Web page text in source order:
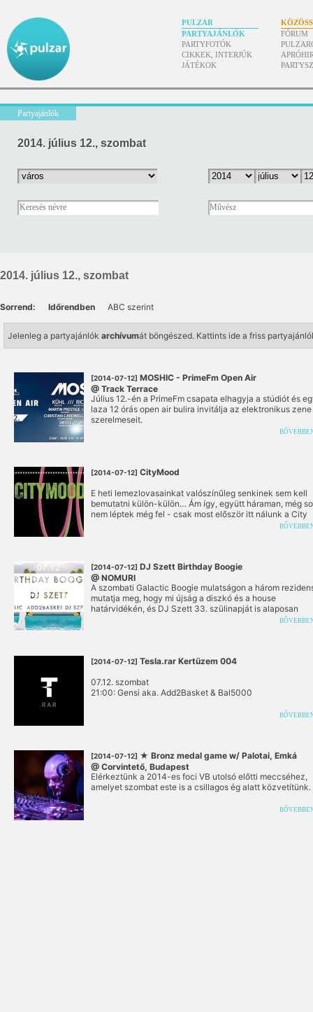
PULZAR
PARTYAJÁNLÓK
PARTYFOTÓK
CIKKEK, INTERJÚK
JÁTÉKOK
FÓRUM
Partyajánlók
2014. július 12., szombat
2014. július 12., szombat
Sorrend: Időrendben ABC szerint
Jelenleg a partyajánlók archívumát böngészed. Kattints ide a friss
[2014-07-12] MOSHIC - PrimeFm Open Air
@ Track Terrace
Július 12.-én a PrimeFm csapata elhagyja a stúdiót és
laza 12 órás open air bulira invitálja az elektronikus zene
szerelmeseit.
[2014-07-12] CityMood
E heti lemezlovasainkat valószínűleg senkinek sem kell
bemutatni külön-külön… Ám így, együtt háraman, még
nem léptek még fel - csak most először itt nálunk a City
[2014-07-12] DJ Szett Birthday Boogie
@ NOMURI
A szombati Galactic Boogie mulatságon a három
mutatja meg, hogy mi újság a diszkó és a house
határvidékén, és DJ Szett 33. szülinapját is alaposan
[2014-07-12] Tesla.rar Kertüzem 004
07.12. szombat
21:00: Gensi aka. Add2Basket & Bal5000
[2014-07-12] ★ Bronz medal game w/ Palotai, Emká
@ Corvintető, Budapest
Elérkeztünk a 2014-es foci VB utolsó előtti meccséhez,
amelyet szombat este is a csillagos ég alatt közvetítünk.